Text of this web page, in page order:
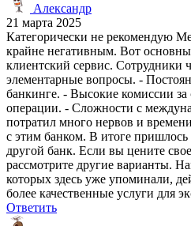
Александр
21 марта 2025
Категорически не рекомендую
крайне негативным. Вот
клиентский сервис. Сотрудники
элементарные вопросы. -
банкинге. - Высокие комиссии за
операции. - Сложности с
потратил много нервов и
с этим банком. В итоге пришлось
другой банк. Если вы цените
рассмотрите другие варианты.
которых здесь уже упоминали,
более качественные услуги для
Ответить